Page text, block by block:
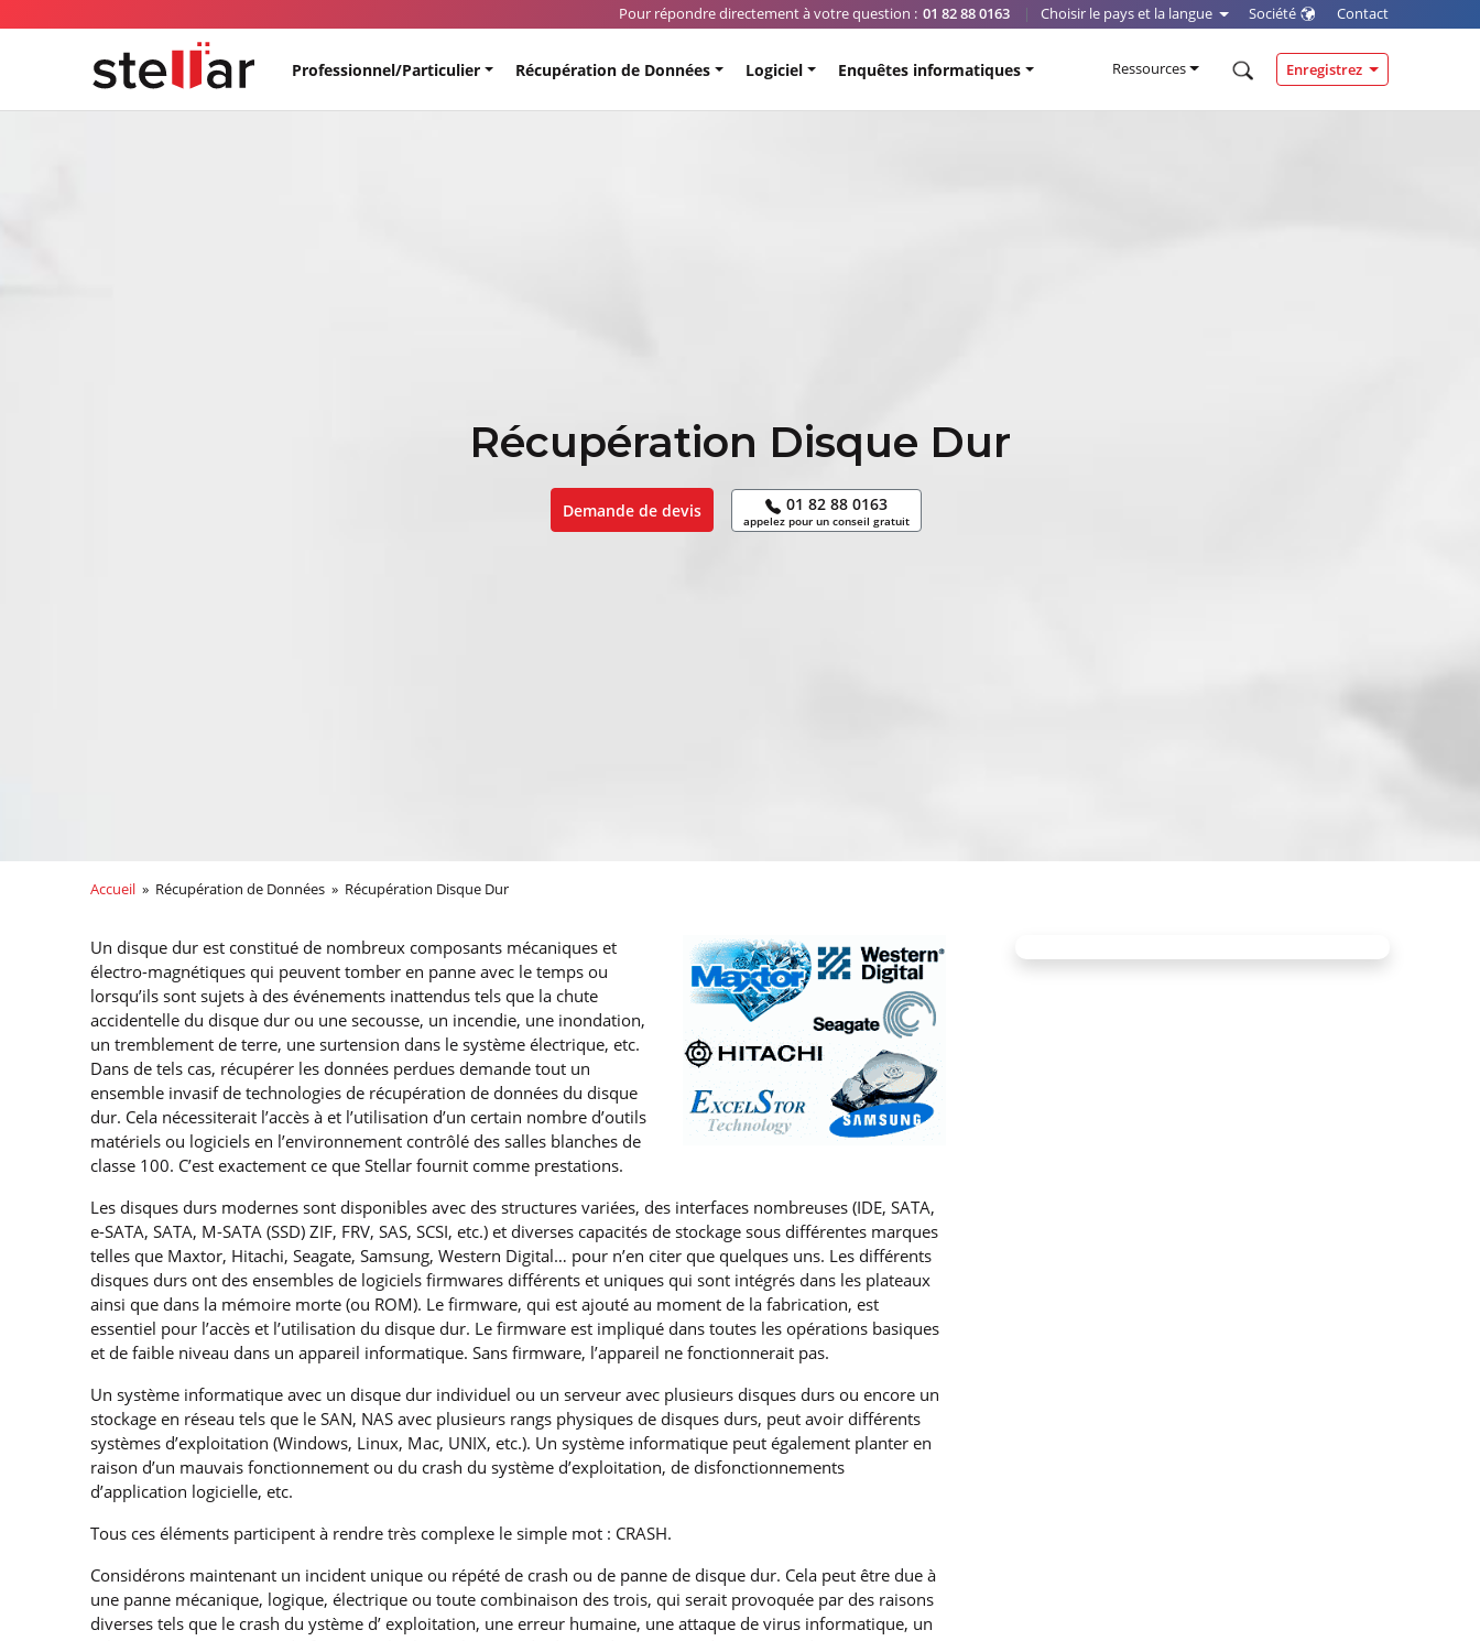
Pour répondre directement à votre question : 01 82 88 0163 | Choisir le pays et la langue Société Contact
Professionnel/Particulier Récupération de Données Logiciel Enquêtes informatiques Ressources Enregistrez
Récupération Disque Dur
Demande de devis 01 82 88 0163
appelez pour un conseil gratuit
Accueil » Récupération de Données » Récupération Disque Dur
Un disque dur est constitué de nombreux composants mécaniques et
électro-magnétiques qui peuvent tomber en panne avec le temps ou
lorsqu’ils sont sujets à des événements inattendus tels que la chute
accidentelle du disque dur ou une secousse, un incendie, une inondation,
un tremblement de terre, une surtension dans le système électrique, etc.
Dans de tels cas, récupérer les données perdues demande tout un
ensemble invasif de technologies de récupération de données du disque
dur. Cela nécessiterait l’accès à et l’utilisation d’un certain nombre d’outils
matériels ou logiciels en l’environnement contrôlé des salles blanches de
classe 100. C’est exactement ce que Stellar fournit comme prestations.
Les disques durs modernes sont disponibles avec des structures variées, des interfaces nombreuses (IDE, SATA,
e-SATA, SATA, M-SATA (SSD) ZIF, FRV, SAS, SCSI, etc.) et diverses capacités de stockage sous différentes marques
telles que Maxtor, Hitachi, Seagate, Samsung, Western Digital… pour n’en citer que quelques uns. Les différents
disques durs ont des ensembles de logiciels firmwares différents et uniques qui sont intégrés dans les plateaux
ainsi que dans la mémoire morte (ou ROM). Le firmware, qui est ajouté au moment de la fabrication, est
essentiel pour l’accès et l’utilisation du disque dur. Le firmware est impliqué dans toutes les opérations basiques
et de faible niveau dans un appareil informatique. Sans firmware, l’appareil ne fonctionnerait pas.
Un système informatique avec un disque dur individuel ou un serveur avec plusieurs disques durs ou encore un
stockage en réseau tels que le SAN, NAS avec plusieurs rangs physiques de disques durs, peut avoir différents
systèmes d’exploitation (Windows, Linux, Mac, UNIX, etc.). Un système informatique peut également planter en
raison d’un mauvais fonctionnement ou du crash du système d’exploitation, de disfonctionnements
d’application logicielle, etc.
Tous ces éléments participent à rendre très complexe le simple mot : CRASH.
Considérons maintenant un incident unique ou répété de crash ou de panne de disque dur. Cela peut être due à
une panne mécanique, logique, électrique ou toute combinaison des trois, qui serait provoquée par des raisons
diverses tels que le crash du ystème d’ exploitation, une erreur humaine, une attaque de virus informatique, un